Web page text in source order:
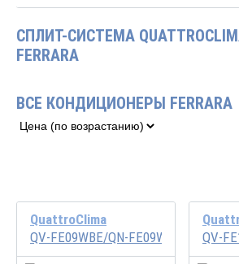
СПЛИТ-СИСТЕМА
FERRARA
ВСЕ КОНДИЦИОНЕРЫ FERRARA
QuattroClima
QV-FE09WBE/QN-FE09WBE
QV-